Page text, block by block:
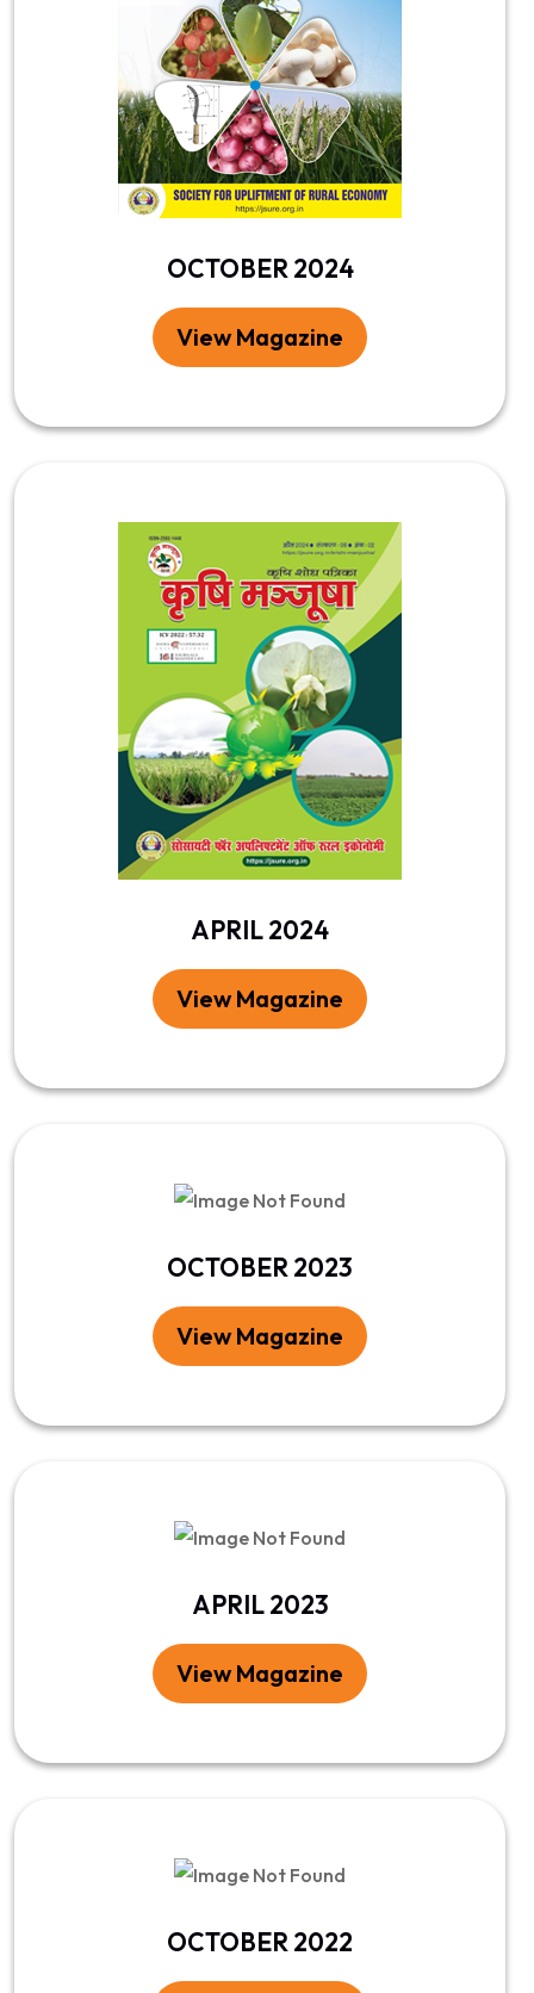
OCTOBER 2024
View Magazine
APRIL 2024
View Magazine
OCTOBER 2023
View Magazine
APRIL 2023
View Magazine
OCTOBER 2022